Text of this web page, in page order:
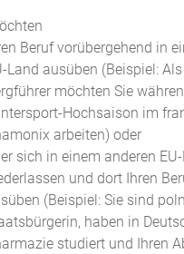
Beruf vorübergehend in
Land ausüben (Beispiel:
möchten Sie
Hochsaison im
arbeiten) oder
sich in einem anderen
und dort Ihren
(Beispiel: Sie sind
haben in
studiert und Ihren